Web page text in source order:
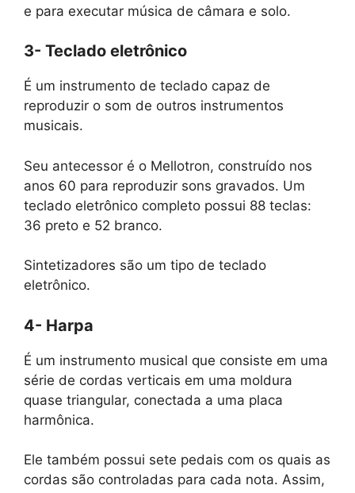
e para executar música de câmara e solo.
3- Teclado eletrônico
É um instrumento de teclado capaz de
reproduzir o som de outros instrumentos
musicais.
Seu antecessor é o Mellotron, construído nos
anos 60 para reproduzir sons gravados. Um
teclado eletrônico completo possui 88 teclas:
36 preto e 52 branco.
Sintetizadores são um tipo de teclado
eletrônico.
4- Harpa
É um instrumento musical que consiste em uma
série de cordas verticais em uma moldura
quase triangular, conectada a uma placa
harmônica.
Ele também possui sete pedais com os quais as
cordas são controladas para cada nota. Assim,